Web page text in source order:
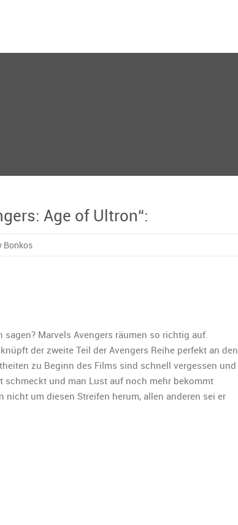
Age of Ultron“:
Bonkos
Marvels Avengers räumen so richtig auf.
der zweite Teil der Avengers Reihe perfekt an den
zu Beginn des Films sind schnell vergessen und
schmeckt und man Lust auf noch mehr bekommt
um diesen Streifen herum, allen anderen sei er